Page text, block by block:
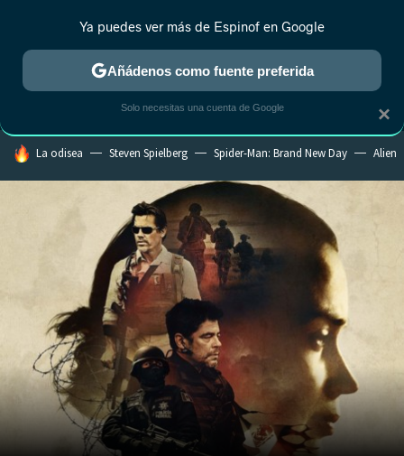
MENÚ NUEVO
ESTRENOS REALITY ANIME RANKINGS CINE
HOY SE HABLA DE
La odisea Steven Spielberg Spider-Man: Brand New Day Alien
×
Ya puedes ver más de Espinof en Google
Añádenos como fuente preferida
Solo necesitas una cuenta de Google